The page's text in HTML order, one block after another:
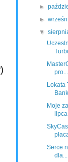
►
►
▼
pro...
Lokata
Moje
Serce
dla...